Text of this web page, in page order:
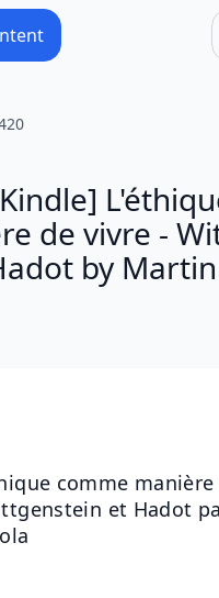
de vivre -
by
comme
et Hadot